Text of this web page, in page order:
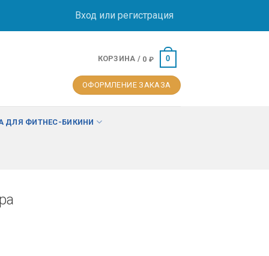
Вход или регистрация
КОРЗИНА / 0 ₽ 0
ОФОРМЛЕНИЕ ЗАКАЗА
ДЛЯ ФИТНЕС-БИКИНИ